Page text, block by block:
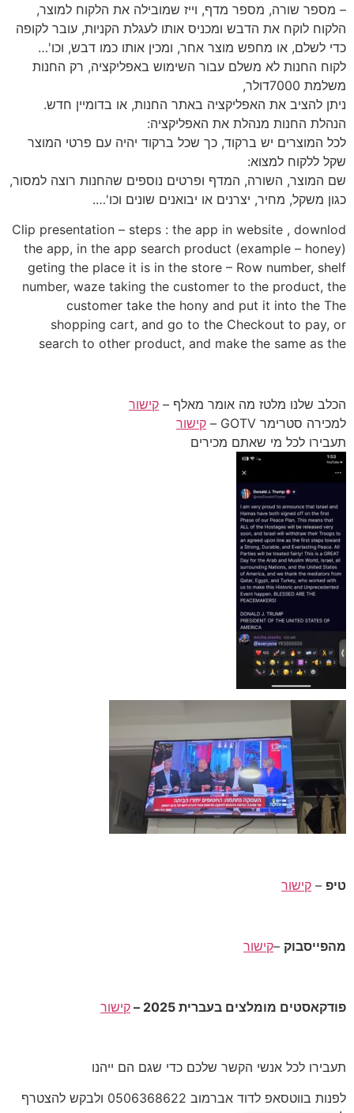
– מספר שורה, מספר מדף, וייז שמובילה את הלקוח למוצר,
הלקוח לוקח את הדבש ומכניס אותו לעגלת הקניות, עובר לקופה
כדי לשלם, או מחפש מוצר אחר, ומכין אותו כמו דבש, וכו'…
לקוח החנות לא משלם עבור השימוש באפליקציה, רק החנות
משלמת 7000דולר,
ניתן להציב את האפליקציה באתר החנות, או בדומיין חדש.
הנהלת החנות מנהלת את האפליקציה:
לכל המוצרים יש ברקוד, כך שכל ברקוד יהיה עם פרטי המוצר
שקל ללקוח למצוא:
שם המוצר, השורה, המדף ופרטים נוספים שהחנות רוצה למסור,
כגון משקל, מחיר, יצרנים או יבואנים שונים וכו'….
Clip presentation – steps : the app in website , downlod
the app, in the app search product (example – honey)
geting the place it is in the store – Row number, shelf
number, waze taking the customer to the product, the
customer take the hony and put it into the The
shopping cart, and go to the Checkout to pay, or
search to other product, and make the same as the
הכלב שלנו מלטז מה אומר מאלף – קישור
למכירה סטרימר GOTV –
קישור
תעבירו לכל מי שאתם מכירים
טיפ – קישור
מהפייסבוק –קישור
פודקאסטים מומלצים בעברית 2025 – קישור
תעבירו לכל אנשי הקשר שלכם כדי שגם הם ייהנו
לפנות בווטסאפ לדוד אברמוב 0506368622 ולבקש להצטרף